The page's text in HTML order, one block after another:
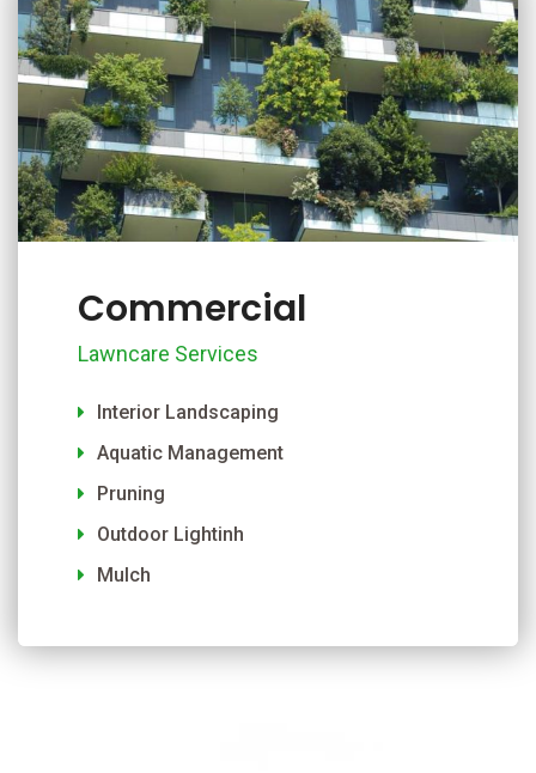
Commercial
Lawncare Services
Interior Landscaping
Aquatic Management
Pruning
Outdoor Lightinh
Mulch